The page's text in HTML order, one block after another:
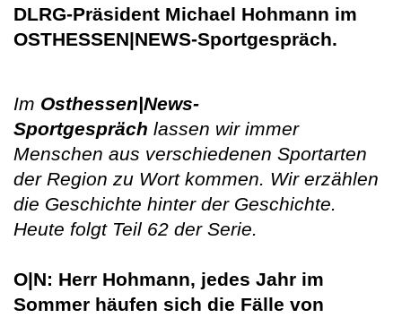
DLRG-Präsident Michael Hohmann im
OSTHESSEN|NEWS-Sportgespräch.
Im Osthessen|News-
Sportgespräch lassen wir immer
Menschen aus verschiedenen Sportarten
der Region zu Wort kommen. Wir erzählen
die Geschichte hinter der Geschichte.
Heute folgt Teil 62 der Serie.
O|N: Herr Hohmann, jedes Jahr im
Sommer häufen sich die Fälle von